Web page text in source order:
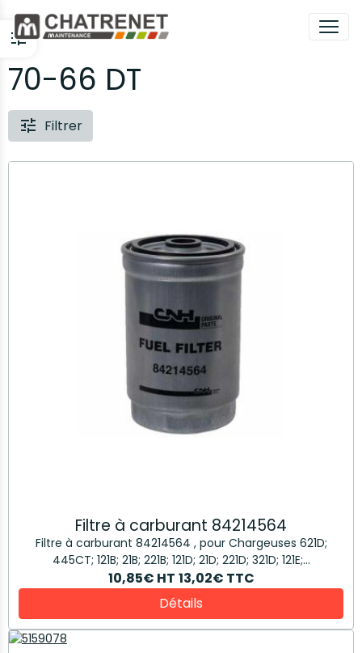
70-66 DT
Filtrer
Filtre à carburant 84214564
Filtre à carburant 84214564 , pour Chargeuses 621D;
445CT; 121B; 21B; 221B; 121D; 21D; 221D; 321D; 121E;...
10,85€ HT 13,02€ TTC
Détails